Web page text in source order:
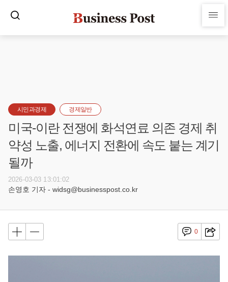
시민과경제 경제일반
미국-이란 전쟁에 화석연료 의존 경제 취
약성 노출, 에너지 전환에 속도 붙는 계기
될까
2026-03-03 13:01:02
손영호 기자 - widsg@businesspost.co.kr
0